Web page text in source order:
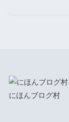
にほんブログ村